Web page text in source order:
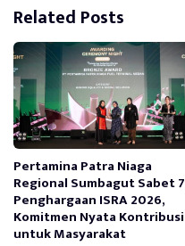
Related Posts
Pertamina Patra Niaga
Regional Sumbagut Sabet 7
Penghargaan ISRA 2026,
Komitmen Nyata Kontribusi
untuk Masyarakat